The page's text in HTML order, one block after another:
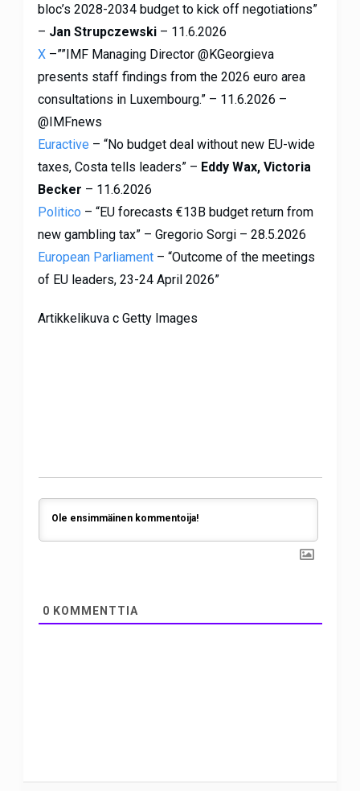
bloc’s 2028-2034 budget to kick off negotiations”
– Jan Strupczewski– 11.6.2026
X–””IMF Managing Director @KGeorgieva
presents staff findings from the 2026 euro area
consultations in Luxembourg.” – 11.6.2026 –
@IMFnews
Euractive – “No budget deal without new EU-wide
taxes, Costa tells leaders” – Eddy Wax, Victoria
Becker – 11.6.2026
Politico – “EU forecasts €13B budget return from
new gambling tax” – Gregorio Sorgi – 28.5.2026
European Parliament– “Outcome of the meetings
of EU leaders, 23-24 April 2026”
Artikkelikuva c Getty Images
0 KOMMENTTIA